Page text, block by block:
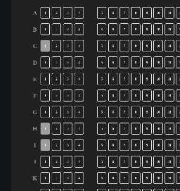
A
B
C
D
E
F
G
H
I
J
K
1 2 3 4 5 6 7 8 9 10 11
1 2 3 4 5 6 7 8 9 10 11
1 2 3 4 5 6 7 8 9 10 11
1 2 3 4 5 6 7 8 9 10 11
2 3 4 5 6 7 8 9 10
1 2 3 4 5 6 7 8 9 10 11
2 3 4 5 6 7 8 9 10
1 2 3 4 5 6 7 8 9 10 11
2 3 5 6 7 9 10 11
1 2 3 4 5 6 7 8 9 10 11
1 2 3 4 5 6 7 8 9 10 11